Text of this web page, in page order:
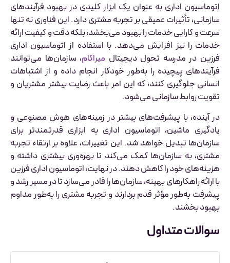
اتوماسیون اداری به عنوان یک ابزار کلیدی در بهبود فرآیندهای
سازمانی، تأثیرات عمیقی بر تجربه مشتری دارد. این فناوری نه تنها
سرعت و کارایی خدمات را بهبود می‌بخشد، بلکه دقت و کیفیت ارائه
خدمات را نیز افزایش می‌دهد. با استفاده از اتوماسیون اداری
فرزین در مدرسه تحول دیجیتال میراکام، سازمان‌ها می‌توانند
فرآیندهای پیچیده را به‌طور خودکار انجام داده و از اشتباهات
انسانی جلوگیری کنند، که این امر باعث رضایت بیشتر مشتریان و
تقویت روابط سازمانی می‌شود.
در آینده، با پیشرفت‌های بیشتر در زمینه‌های هوش مصنوعی و
یادگیری ماشین، اتوماسیون اداری به ابزاری قدرتمندتر برای
سازمان‌ها تبدیل خواهد شد. این تغییرات، علاوه بر ارتقاء تجربه
مشتری، به سازمان‌ها کمک می‌کند تا بهره‌وری بیشتری داشته و
هزینه‌های خود را کاهش دهند. در نهایت، اتوماسیون اداری فرزین
با ارائه راهکارهای بهینه، سازمان‌ها را قادر می‌سازد تا در مسیر رشد و
پیشرفت به‌طور مؤثر قدم بردارند و تجربه مشتری را به‌طور مداوم
بهبود بخشند.
سوالات متداول